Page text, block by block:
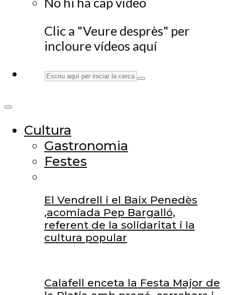
Clic a "Veure desprès" per
incloure vídeos aquí
Cultura
Gastronomia
Festes
El Vendrell i el Baix Penedès
,acomiada Pep Bargalló,
referent de la solidaritat i la
cultura popular
Calafell enceta la Festa Major de